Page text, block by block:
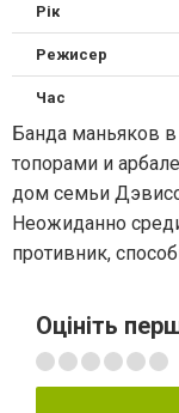
Рік
Режисер
Час
Банда маньяков
топорами и
дом семьи
Неожиданно
противник,
Оцініть